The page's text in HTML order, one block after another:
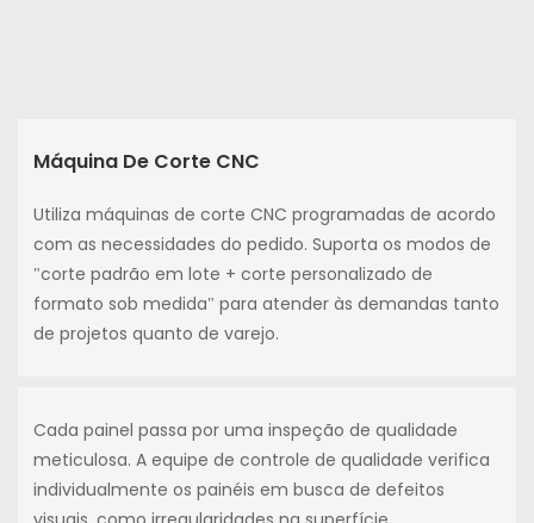
Máquina De Corte CNC
Utiliza máquinas de corte CNC programadas de acordo
com as necessidades do pedido. Suporta os modos de
"corte padrão em lote + corte personalizado de
formato sob medida" para atender às demandas tanto
de projetos quanto de varejo.
Cada painel passa por uma inspeção de qualidade
meticulosa. A equipe de controle de qualidade verifica
individualmente os painéis em busca de defeitos